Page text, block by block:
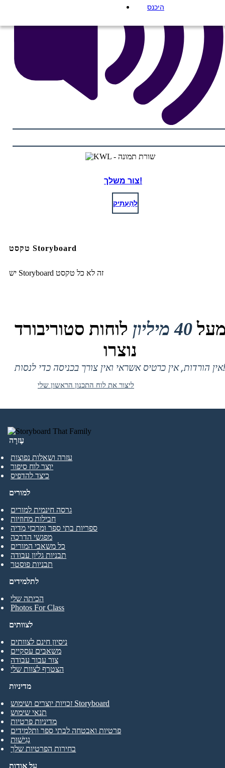
היכנס
צור משלך!
לְהַעְתִיק
טקסט Storyboard
יש Storyboard זה לא כל טקסט
40 מיליון
לוחות סטוריבורד
נוצרו
אין הורדות, אין כרטיס אשראי ואין צורך בכניסה כדי לנסות!
ליצור את לוח התכנון הראשון שלי
עֶזרָה
עזרה ושאלות נפוצות
יוצר לוח סיפור
כיצד להדפיס
לתלמידים
הכיתה שלי
Photos For Class
למורים
גרסה חינמית למורים
חבילות מחוזיות
ספריות בתי ספר ומרכזי מדיה
מפגשי הדרכה
כל משאבי המורים
תבניות גליון עבודה
תבניות פוסטר
לצוותים
ניסיון חינם לצוותים
משאבים עסקיים
צור עבור עבודה
הצטרף לצוות שלי
על אודות
מדיניות
זכויות יוצרים ושימוש Storyboard
תנאי שימוש
מדיניות פרטיות
פרטיות ואבטחה לבתי ספר ותלמידים
נְגִישׁוּת
בחירות הפרטיות שלך